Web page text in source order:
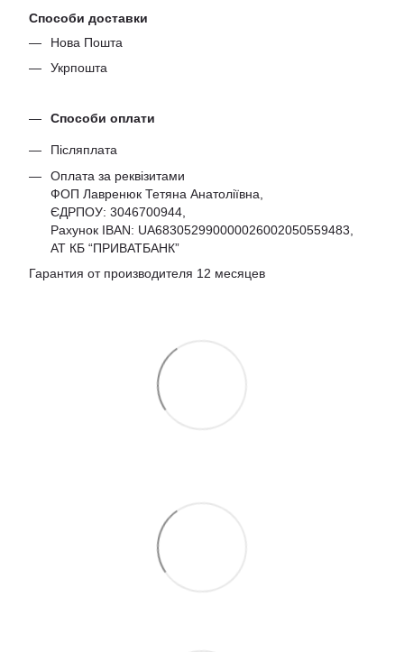
Способи доставки
Нова Пошта
Укрпошта
Способи оплати
Післяплата
Оплата за реквізитами
ФОП Лавренюк Тетяна Анатоліївна,
ЄДРПОУ: 3046700944
Рахунок IBAN: UA683052990000026002050559483,
АТ КБ “ПРИВАТБАНК”
Гарантия от производителя 12 месяцев